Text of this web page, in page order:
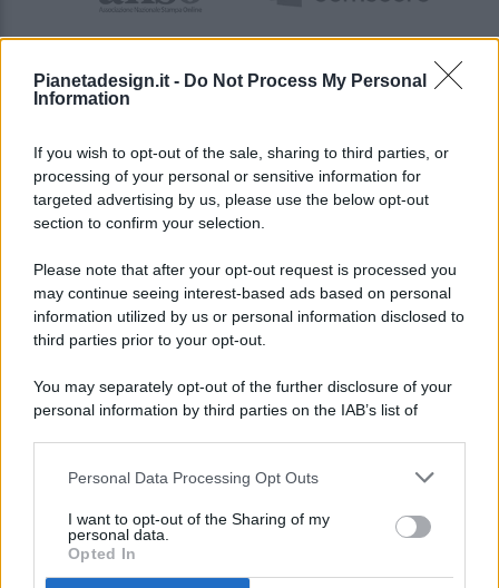
Pianetadesign.it - Do Not Process My Personal
Information
If you wish to opt-out of the sale, sharing to third parties, or
processing of your personal or sensitive information for
targeted advertising by us, please use the below opt-out
section to confirm your selection.
Please note that after your opt-out request is processed you
may continue seeing interest-based ads based on personal
information utilized by us or personal information disclosed to
third parties prior to your opt-out.
You may separately opt-out of the further disclosure of your
personal information by third parties on the IAB’s list of
This information may also be disclosed by us to third parties
disclose it to other third parties.
Personal Data Processing Opt Outs
I want to opt-out of the Sharing of my
personal data.
Opted In
© 2026 - Pianeta Design - P.IVA 04827280654 - Testata
Registrata Al Tribunale Di Nocera Inferiore N. 8/2020 - RG N.
ISCRIZIONE AL ROC N. 35792 – ISCRITTA ALL’ANSO
(ASSOCIAZIONE NAZIONALE STAMPA ONLINE)
PREFERENZE PRIVACY